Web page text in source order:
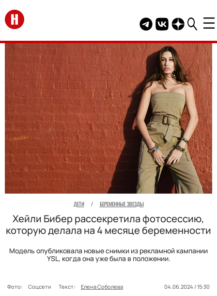
Перейти на главную
Telegram канал
Группа HELLO
Канал
ДЕТИ / БЕРЕМЕННЫЕ ЗВЕЗДЫ
Хейли Бибер рассекретила фотосессию,
которую делала на 4 месяце беременности
Модель опубликовала новые снимки из рекламной кампании
YSL, когда она уже была в положении.
Фото: Соцсети Текст: Елена Соболева
04.06.2024 / 15:30